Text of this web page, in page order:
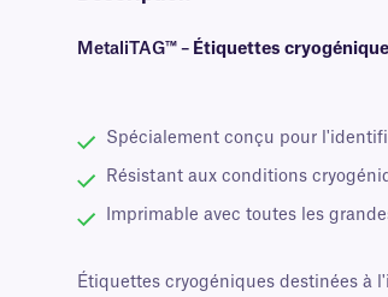
MetaliTAG™ – Étiquettes
Spécialement conçu pour
Résistant aux conditions
Imprimable avec toutes les
Étiquettes cryogéniques destinées à